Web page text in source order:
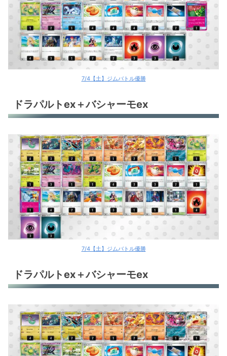
7/4【土】ジムバトル優勝
ドラパルトex＋バシャーモex
7/4【土】ジムバトル優勝
ドラパルトex＋バシャーモex